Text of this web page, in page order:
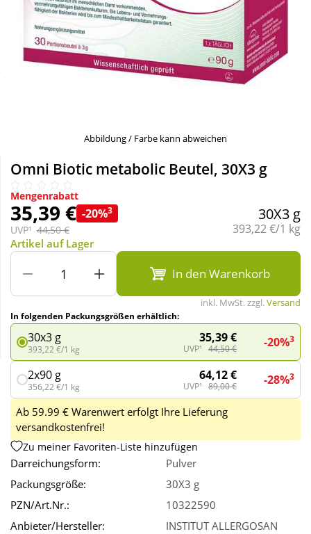
Schnäppchen
Täglich gut versorgt
Körperpflege & Kosmetik
Liebe & Erotik
Nahrungsergänzung
Natur & Homöopathie
Sanitätshaus
Wellness
Abbildung / Farbe kann abweichen
Omni Biotic metabolic Beutel, 30X3 g
Mengenrabatt
35,39 € -20%3
UVP¹ 44,50 €
30X3 g
Grundpreis:
393,22 €/1 kg
Artikel auf Lager
In den Warenkorb
inkl. MwSt. zzgl.Versand
In folgenden Packungsgrößen erhältlich:
30x3 g
393,22 €/1 kg
35,39 €
UVP¹ 44,50 € -20%3
2x90 g
356,22 €/1 kg
64,12 €
UVP¹ 89,00 € -28%3
Ab 59.99 € Warenwert erfolgt Ihre Lieferung
versandkostenfrei!
Zu meiner Favoriten-Liste hinzufügen
Darreichungsform:
Pulver
Packungsgröße:
30X3 g
PZN/Art.Nr.:
10322590
Anbieter/Hersteller:
INSTITUT ALLERGOSAN